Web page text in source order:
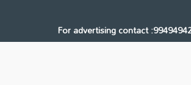
For advertising contact
Email: